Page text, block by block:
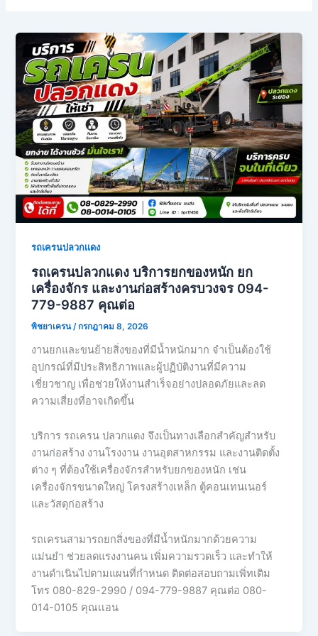
รถเครนปลวกเเดง
รถเครนปลวกแดง บริการยกของหนัก ยก
เครื่องจักร และงานก่อสร้างครบวงจร 094-
779-9887 คุณต่อ
พิชยาเครน /กรกฎาคม 8, 2026
งานยกและขนย้ายสิ่งของที่มีน้ำหนักมาก จำเป็นต้องใช้
อุปกรณ์ที่มีประสิทธิภาพและผู้ปฏิบัติงานที่มีความ
เชี่ยวชาญ เพื่อช่วยให้งานสำเร็จอย่างปลอดภัยและลด
ความเสี่ยงที่อาจเกิดขึ้น
บริการ รถเครน ปลวกแดง จึงเป็นทางเลือกสำคัญสำหรับ
งานก่อสร้าง งานโรงงาน งานอุตสาหกรรม และงานติดตั้ง
ต่าง ๆ ที่ต้องใช้เครื่องจักรสำหรับยกของหนัก เช่น
เครื่องจักรขนาดใหญ่ โครงสร้างเหล็ก ตู้คอนเทนเนอร์
และวัสดุก่อสร้าง
รถเครนสามารถยกสิ่งของที่มีน้ำหนักมากด้วยความ
แม่นยำ ช่วยลดแรงงานคน เพิ่มความรวดเร็ว และทำให้
งานดำเนินไปตามแผนที่กำหนด ติดต่อสอบถามเพิ่ทเติม
โทร 080-829-2990 / 094-779-9887 คุณต่อ 080-
014-0105 คุณเเอน